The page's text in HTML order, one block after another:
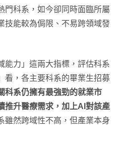
門科系，如今卻同時面臨所屬
技能較為侷限、不易跨領域發
能力」這兩大指標，評估科系
看，各主要科系的畢業生招募
科系仍擁有最強勁的就業市
推升醫療需求，加上AI對該產
雖然跨域性不高，但產業本身